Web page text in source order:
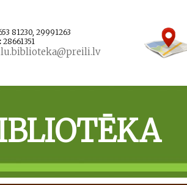
81230, 29991263
28661351